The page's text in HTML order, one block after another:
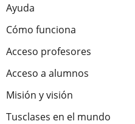
Ayuda
Cómo funciona
Acceso profesores
Acceso a alumnos
Misión y visión
Tusclases en el mundo